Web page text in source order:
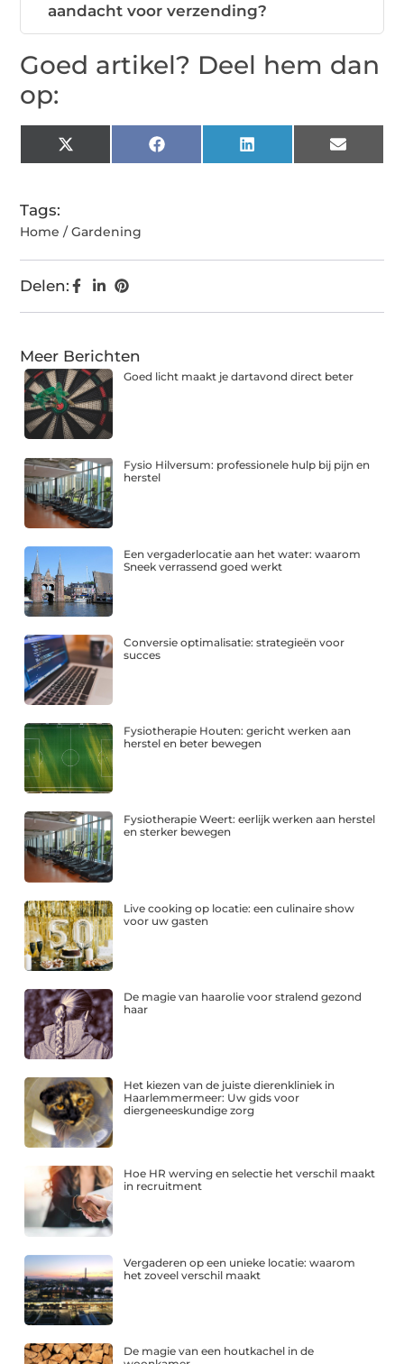
aandacht voor verzending?
Goed artikel? Deel hem dan
op:
X
(Twitter)
Facebook LinkedIn Email
Tags:
Home / Gardening
Delen:
Meer Berichten
Goed licht maakt je dartavond direct beter
Fysio Hilversum: professionele hulp bij pijn en
herstel
Een vergaderlocatie aan het water: waarom
Sneek verrassend goed werkt
Conversie optimalisatie: strategieën voor
succes
Fysiotherapie Houten: gericht werken aan
herstel en beter bewegen
Fysiotherapie Weert: eerlijk werken aan herstel
en sterker bewegen
Live cooking op locatie: een culinaire show
voor uw gasten
De magie van haarolie voor stralend gezond
haar
Het kiezen van de juiste dierenkliniek in
Haarlemmermeer: Uw gids voor
diergeneeskundige zorg
Hoe HR werving en selectie het verschil maakt
in recruitment
Vergaderen op een unieke locatie: waarom
het zoveel verschil maakt
De magie van een houtkachel in de